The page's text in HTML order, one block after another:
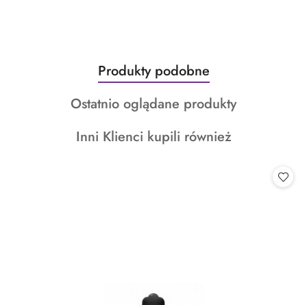
Pomiń karuzelę produktów
Produkty
o
statusie:
Produkty podobne
Produkty
statusie:
Ostatnio oglądane produkty
Produkty
Inni Klienci kupili również